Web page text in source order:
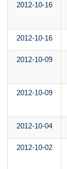
2012-10-16
2012-10-16
2012-10-09
2012-10-09
2012-10-04
2012-10-02